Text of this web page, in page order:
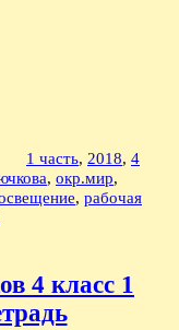
1 часть, 2018, 4
, окр.мир,
, рабочая
4 класс 1